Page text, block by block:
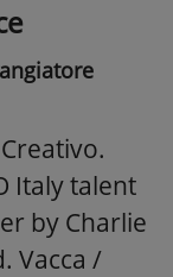
Italy talent
by Charlie
Vacca /